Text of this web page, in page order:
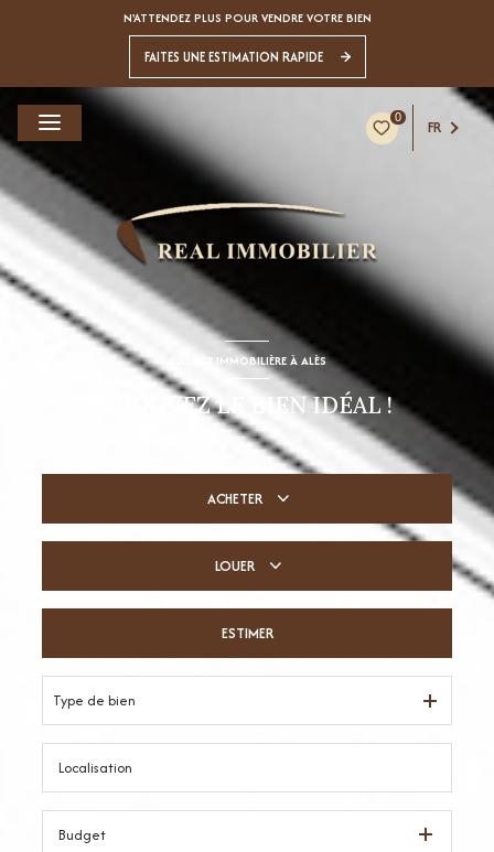
N'ATTENDEZ PLUS POUR VENDRE VOTRE BIEN
FAITES UNE ESTIMATION RAPIDE
0
FR
AGENCE IMMOBILIÈRE À ALÈS
TROUVEZ LE BIEN IDÉAL !
ACHETER
De l'immo pro
LOUER
De l'immo pro
ESTIMER
Type de bien
Budget